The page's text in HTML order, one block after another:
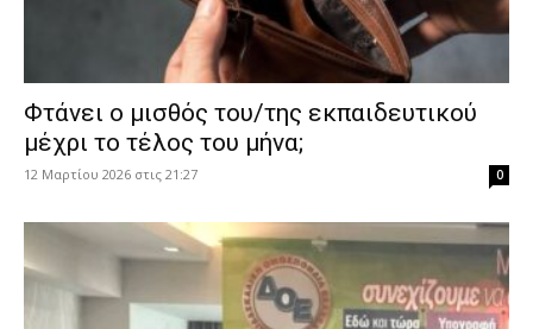
Φτάνει ο μισθός του/της εκπαιδευτικού
μέχρι το τέλος του μήνα;
12 Μαρτίου 2026 στις 21:27 0